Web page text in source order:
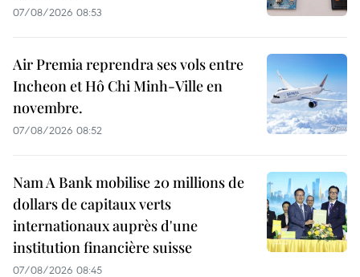
07/08/2026 08:53
Air Premia reprendra ses vols entre
Incheon et Hô Chi Minh-Ville en
novembre.
07/08/2026 08:52
Nam A Bank mobilise 20 millions de
dollars de capitaux verts
internationaux auprès d'une
institution financière suisse
07/08/2026 08:45